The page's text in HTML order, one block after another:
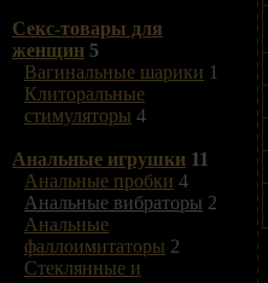
Секс-товары для
женщин 5
Вагинальные шарики 1
Клиторальные
стимуляторы 4
Анальные игрушки 11
Анальные пробки 4
Анальные вибраторы 2
Анальные
фаллоимитаторы 2
Стеклянные и